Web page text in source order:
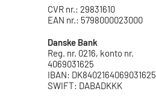
CVR nr.: 29831610
EAN nr.: 5798000023000
Danske Bank
Reg. nr. 0216, konto nr.
4069031625
IBAN: DK8402164069031625
SWIFT: DABADKKK